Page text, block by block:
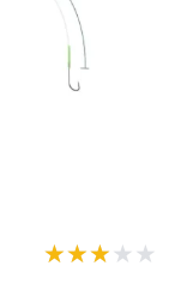
★★★★★
★★★★★